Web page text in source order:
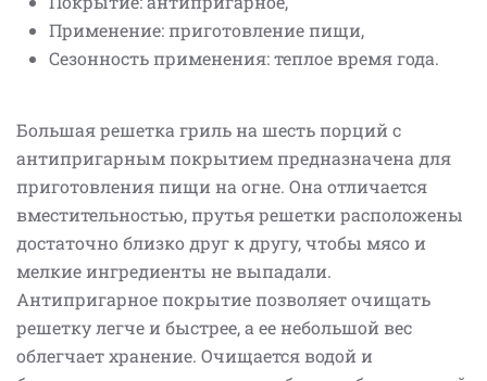
Применение: приготовление пищи,
Сезонность применения: теплое время года.
Большая решетка гриль на шесть порций с
антипригарным покрытием предназначена для
приготовления пищи на огне. Она отличается
вместительностью, прутья решетки расположены
достаточно близко друг к другу, чтобы мясо и
мелкие ингредиенты не выпадали.
Антипригарное покрытие позволяет очищать
решетку легче и быстрее, а ее небольшой вес
облегчает хранение. Очищается водой и